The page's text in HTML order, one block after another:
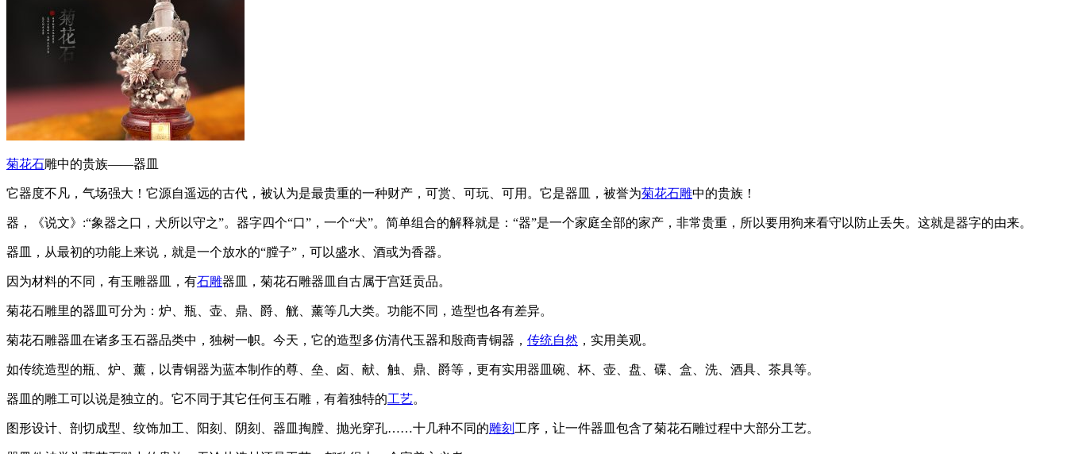
菊花石雕中的贵族——器皿
它器度不凡，气场强大！它源自遥远的古代，被认为是最贵重的一种财产，可赏、可玩、可用。它是器皿，被誉为菊花石雕中的贵族！
器，《说文》:“象器之口，犬所以守之”。器字四个“口”，一个“犬”。简单组合的解释就是：“器”是一个家庭全部的家产，非常贵重，所以要用狗来看守以防止丢失。这就是器字的由来。
器皿，从最初的功能上来说，就是一个放水的“膛子”，可以盛水、酒或为香器。
因为材料的不同，有玉雕器皿，有石雕器皿，菊花石雕器皿自古属于宫廷贡品。
菊花石雕里的器皿可分为：炉、瓶、壶、鼎、爵、觥、薰等几大类。功能不同，造型也各有差异。
菊花石雕器皿在诸多玉石器品类中，独树一帜。今天，它的造型多仿清代玉器和殷商青铜器， 传统自然 ，实用美观。
如传统造型的瓶、炉、薰，以青铜器为蓝本制作的尊、垒、卤、献、触、鼎、爵等，更有实用器皿碗、杯、壶、盘、碟、盒、洗、酒具、茶具等。
器皿的雕工可以说是独立的。它不同于其它任何玉石雕，有着独特的工艺。
图形设计、剖切成型、纹饰加工、阳刻、阴刻、器皿掏膛、抛光穿孔……十几种不同的雕刻 工序，让一件器皿包含了菊花石雕过程中大部分工艺。